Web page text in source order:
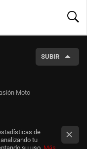
SUBIR
Moto
de
tu